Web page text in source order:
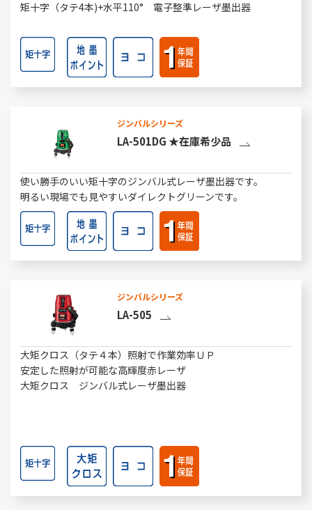
矩十字（タテ4本)+水平110° 電子整準レーザ墨出器
ジンバルシリーズ
LA-501DG ★在庫希少品
使い勝手のいい矩十字のジンバル式レーザ墨出器です。
明るい現場でも見やすいダイレクトグリーンです。
ジンバルシリーズ
LA-505
大矩クロス（タテ４本）照射で作業効率ＵＰ
安定した照射が可能な高輝度赤レーザ
大矩クロス ジンバル式レーザ墨出器